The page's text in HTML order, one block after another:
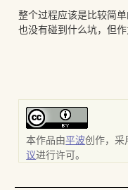
整个过程应该是比较简
也没有碰到什么坑，但
本作品由平波创作，采
议进行许可。